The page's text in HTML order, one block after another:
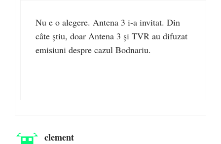
Nu e o alegere. Antena 3 i-a invitat. Din
câte știu, doar Antena 3 și TVR au difuzat
emisiuni despre cazul Bodnariu.
clement